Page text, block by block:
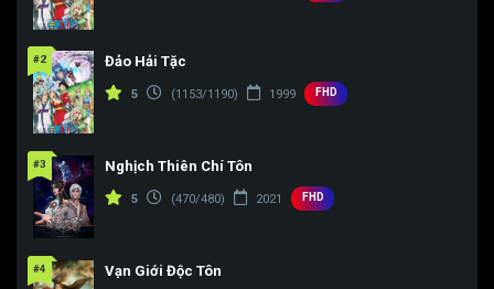
Tập 175
Tập 178
Tập 181
Tập 184 Tập 185
Tập 187 Tập 188
#2 Đảo Hải Tặc
5 (1153/1190) 1999 FHD
#3 Nghịch Thiên Chí Tôn
5 (470/480) 2021 FHD
#4 Vạn Giới Độc Tôn